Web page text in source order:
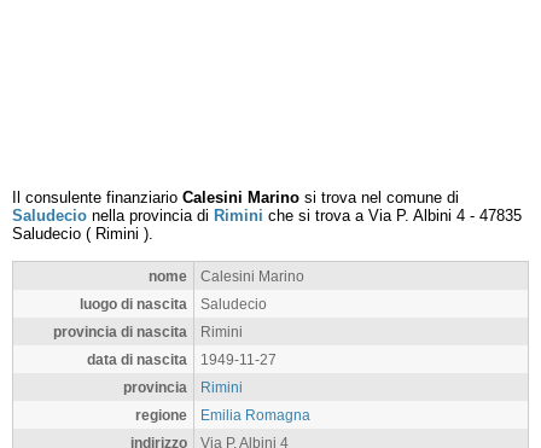
Il consulente finanziario Calesini Marino si trova nel comune di
Saludecio nella provincia di Rimini che si trova a Via P. Albini 4 - 47835
Saludecio ( Rimini ).
nome
Calesini Marino
luogo di nascita
Saludecio
provincia di nascita
Rimini
data di nascita
1949-11-27
provincia
Rimini
regione
Emilia Romagna
indirizzo
Via P. Albini 4